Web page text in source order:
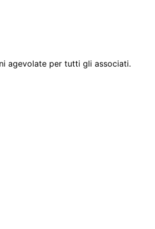
agevolate per tutti gli associati.